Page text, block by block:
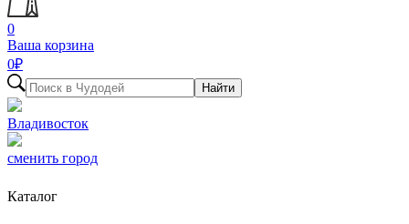
0
Ваша корзина
0₽
Найти
Владивосток
сменить город
Каталог